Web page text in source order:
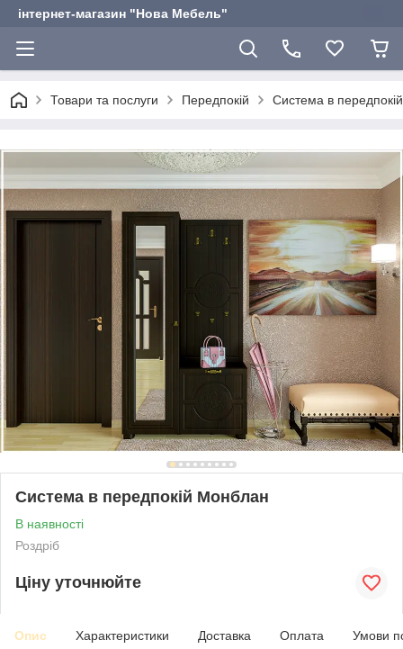
інтернет-магазин "Нова Мебель"
Товари та послуги Передпокій Система в
Система в передпокій Монблан
В наявності
Роздріб
Ціну уточнюйте
Опис Характеристики Доставка Оплата Умови